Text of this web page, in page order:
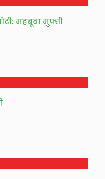
महबूबा मुफ़्ती